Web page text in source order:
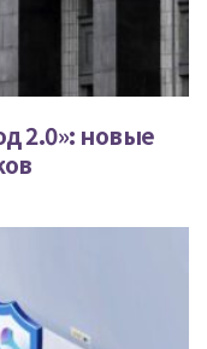
2.0»: новые